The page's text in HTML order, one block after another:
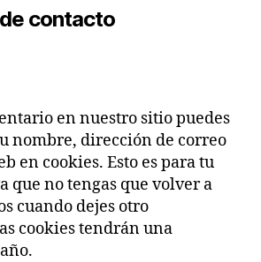
contacto
en nuestro sitio puedes
nombre, dirección de correo
en cookies. Esto es para tu
que no tengas que volver a
cuando dejes otro
cookies tendrán una